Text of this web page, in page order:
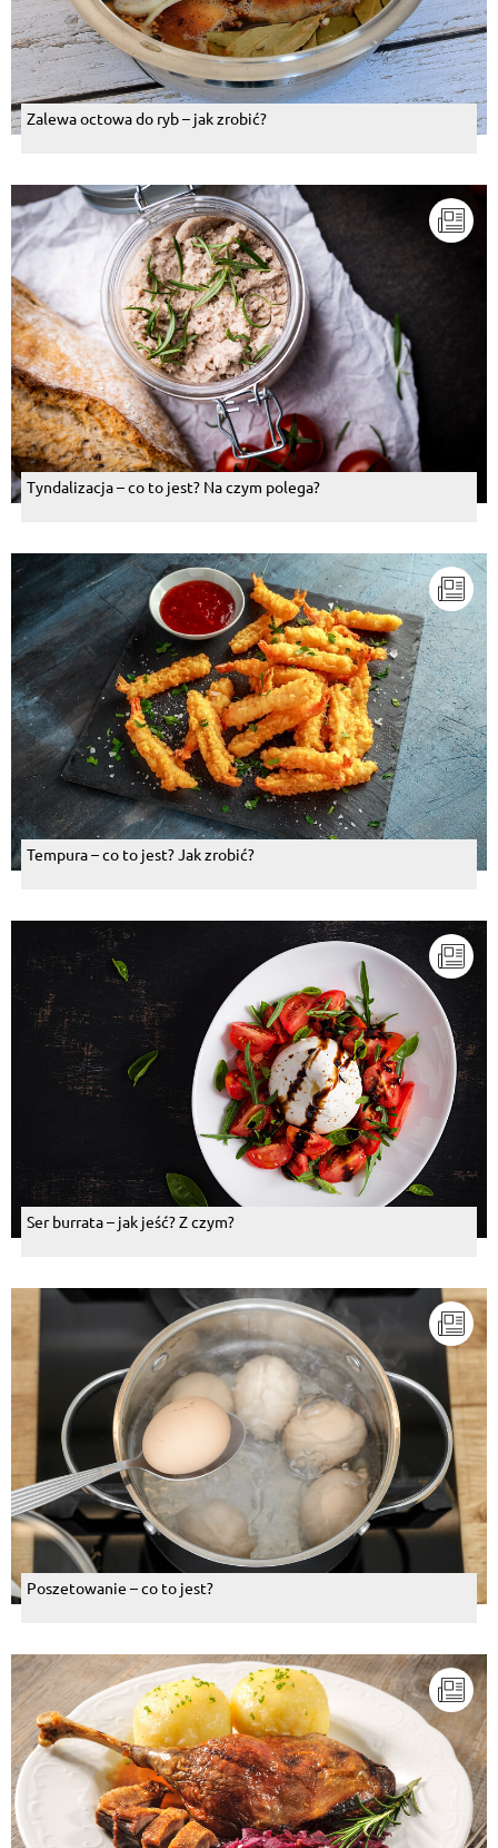
Zalewa octowa do ryb – jak zrobić?
Tyndalizacja – co to jest? Na czym polega?
Tempura – co to jest? Jak zrobić?
Ser burrata – jak jeść? Z czym?
Poszetowanie – co to jest?